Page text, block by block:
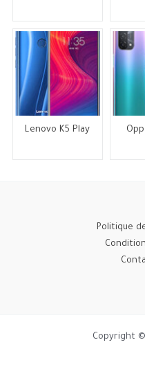
Lenovo K5 Play
Politique
Copyright